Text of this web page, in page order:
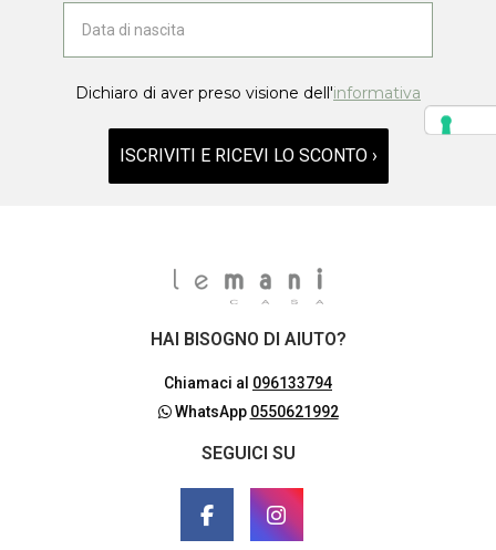
Dichiaro di aver preso visione dell'informativa
ISCRIVITI E RICEVI LO SCONTO ›
HAI BISOGNO DI AIUTO?
Chiamaci al 096133794
WhatsApp 0550621992
SEGUICI SU